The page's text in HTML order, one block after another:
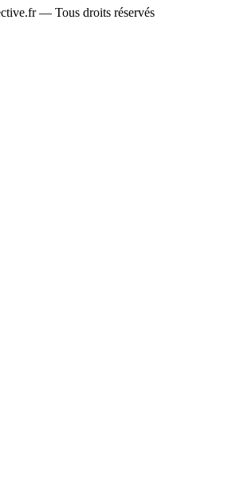
— Tous droits réservés